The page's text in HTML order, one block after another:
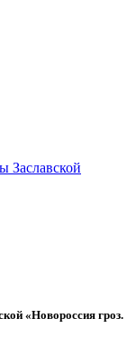
«Новороссия гроз.